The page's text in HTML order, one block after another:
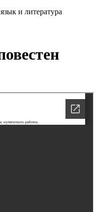
и литература